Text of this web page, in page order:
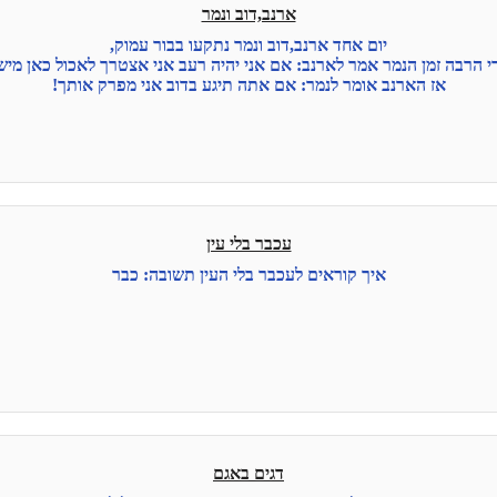
ארנב,דוב ונמר
יום אחד ארנב,דוב ונמר נתקעו בבור עמוק,
הרבה זמן הנמר אמר לארנב: אם אני יהיה רעב אני אצטרך לאכול כאן
אז הארנב אומר לנמר: אם אתה תיגע בדוב אני מפרק אותך!
עכבר בלי עין
איך קוראים לעכבר בלי העין תשובה: כבר
דגים באגם